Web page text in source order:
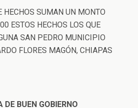
HECHOS SUMAN UN MONTO
ESTOS HECHOS LOS QUE
SAN PEDRO MUNICIPIO
FLORES MAGÓN, CHIAPAS
DE BUEN GOBIERNO